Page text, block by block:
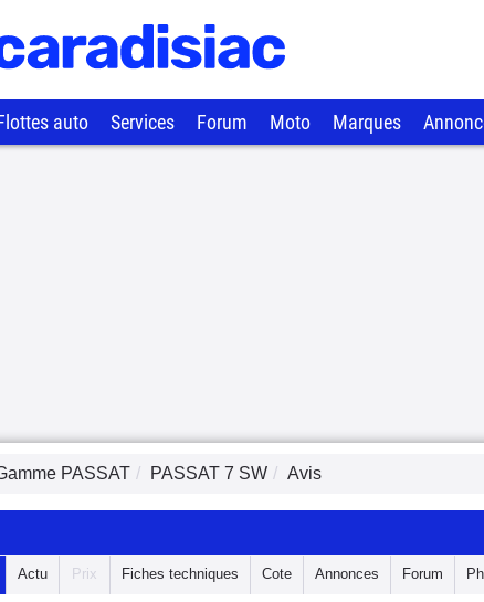
auto Services Forum Moto Marques
PASSAT PASSAT 7 SW Avis
Actu Prix Fiches techniques Cote Annonces Forum